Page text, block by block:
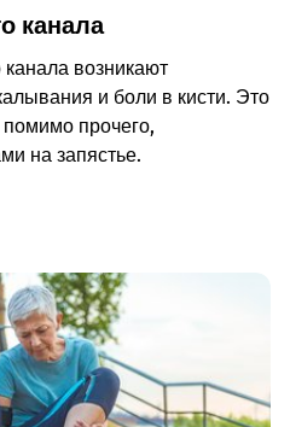
канала
возникают
и боли в кисти. Это
прочего,
на запястье.